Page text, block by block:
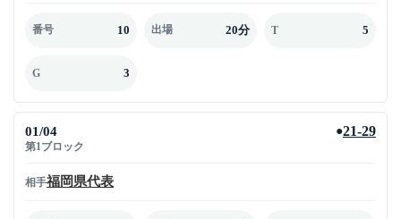
番号 10 出場 20分 T 5
G 3
01/04
第1ブロック
●21-29
相手福岡県代表